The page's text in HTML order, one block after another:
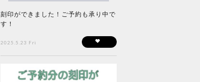
刻印ができました！ご予約も承り中で
す！
2025.5.23 Fri